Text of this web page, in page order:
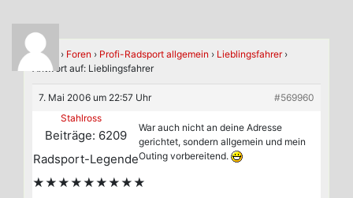
Home › Foren › Profi-Radsport allgemein › Lieblingsfahrer ›
Antwort auf: Lieblingsfahrer
7. Mai 2006 um 22:57 Uhr
#569960
Stahlross
Beiträge: 6209
Radsport-Legende
★★★★★★★★★
War auch nicht an deine Adresse
gerichtet, sondern allgemein und mein
Outing vorbereitend.